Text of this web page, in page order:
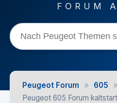
FORUM
Peugeot Forum » 605 »
Peugeot 605 Forum